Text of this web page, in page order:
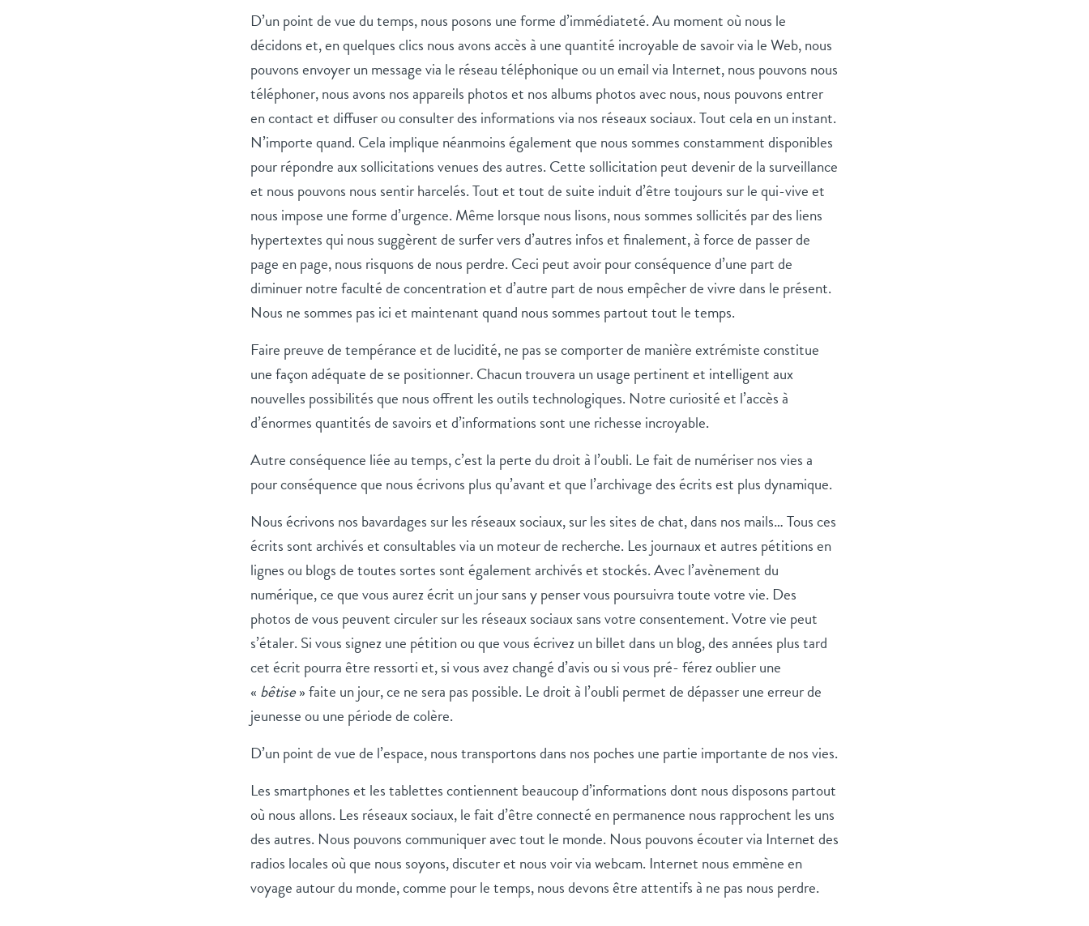
D’un point de vue du temps, nous posons une forme d’immédiateté. Au moment où nous le
décidons et, en quelques clics nous avons accès à une quantité incroyable de savoir via le Web, nous
pouvons envoyer un message via le réseau téléphonique ou un email via Internet, nous pouvons nous
téléphoner, nous avons nos appareils photos et nos albums photos avec nous, nous pouvons entrer
en contact et diffuser ou consulter des informations via nos réseaux sociaux. Tout cela en un instant.
N’importe quand. Cela implique néanmoins également que nous sommes constamment disponibles
pour répondre aux sollicitations venues des autres. Cette sollicitation peut devenir de la surveillance
et nous pouvons nous sentir harcelés. Tout et tout de suite induit d’être toujours sur le qui-vive et
nous impose une forme d’urgence. Même lorsque nous lisons, nous sommes sollicités par des liens
hypertextes qui nous suggèrent de surfer vers d’autres infos et finalement, à force de passer de
page en page, nous risquons de nous perdre. Ceci peut avoir pour conséquence d’une part de
diminuer notre faculté de concentration et d’autre part de nous empêcher de vivre dans le présent.
Nous ne sommes pas ici et maintenant quand nous sommes partout tout le temps.
Faire preuve de tempérance et de lucidité, ne pas se comporter de manière extrémiste constitue
une façon adéquate de se positionner. Chacun trouvera un usage pertinent et intelligent aux
nouvelles possibilités que nous offrent les outils technologiques. Notre curiosité et l’accès à
d’énormes quantités de savoirs et d’informations sont une richesse incroyable.
Autre conséquence liée au temps, c’est la perte du droit à l’oubli. Le fait de numériser nos vies a
pour conséquence que nous écrivons plus qu’avant et que l’archivage des écrits est plus dynamique.
Nous écrivons nos bavardages sur les réseaux sociaux, sur les sites de chat, dans nos mails… Tous ces
écrits sont archivés et consultables via un moteur de recherche. Les journaux et autres pétitions en
lignes ou blogs de toutes sortes sont également archivés et stockés. Avec l’avènement du
numérique, ce que vous aurez écrit un jour sans y penser vous poursuivra toute votre vie. Des
photos de vous peuvent circuler sur les réseaux sociaux sans votre consentement. Votre vie peut
s’étaler. Si vous signez une pétition ou que vous écrivez un billet dans un blog, des années plus tard
cet écrit pourra être ressorti et, si vous avez changé d’avis ou si vous pré- férez oublier une
« bêtise» faite un jour, ce ne sera pas possible. Le droit à l’oubli permet de dépasser une erreur de
jeunesse ou une période de colère.
D’un point de vue de l’espace, nous transportons dans nos poches une partie importante de nos vies.
Les smartphones et les tablettes contiennent beaucoup d’informations dont nous disposons partout
où nous allons. Les réseaux sociaux, le fait d’être connecté en permanence nous rapprochent les uns
des autres. Nous pouvons communiquer avec tout le monde. Nous pouvons écouter via Internet des
radios locales où que nous soyons, discuter et nous voir via webcam. Internet nous emmène en
voyage autour du monde, comme pour le temps, nous devons être attentifs à ne pas nous perdre.